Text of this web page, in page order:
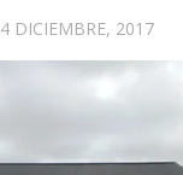
4 DICIEMBRE, 2017